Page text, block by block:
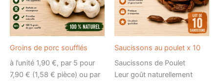
Groins de porc soufflés
à l’unité 1,90 €, par 5 pour
7,90 € (1,58 € pièce) ou par
Les
options
peuvent
choisies
sur
la
Saucissons au poulet x 10
Saucissons de Poulet
Leur goût naturellement